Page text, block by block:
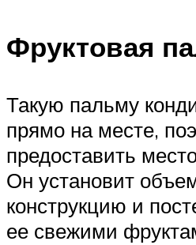
Фруктовая
Такую пальму
прямо на месте,
предоставить
Он установит
конструкцию и
ее свежими